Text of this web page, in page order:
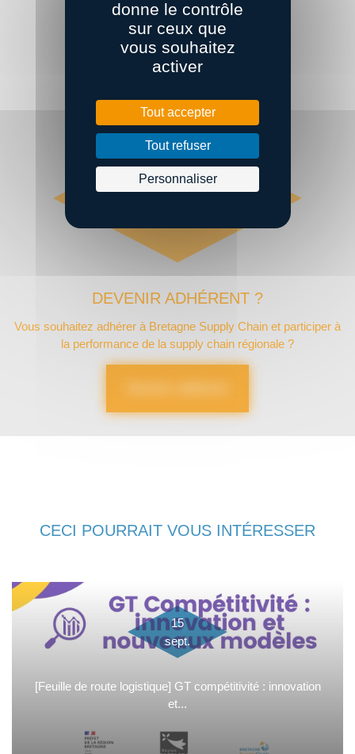
Envoyer
DEVENIR ADHÉRENT ?
Vous souhaitez adhérer à Bretagne Supply Chain et participer à
la performance de la supply chain régionale ?
CECI POURRAIT VOUS INTÉRESSER
15
sept.
[Feuille de route logistique] GT compétitivité : innovation
et...
donne le contrôle
sur ceux que
vous souhaitez
activer
Tout accepter
Tout refuser
Personnaliser